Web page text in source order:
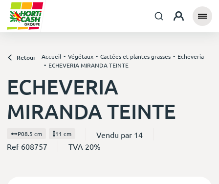
Retour Accueil Végétaux Cactées et plantes grasses
Echeveria
ECHEVERIA MIRANDA TEINTE
ECHEVERIA
MIRANDA TEINTE
P08.5 cm 11 cm
Vendu par 14
Ref 608757
TVA 20%